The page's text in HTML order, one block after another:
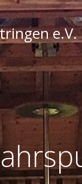
e.V.